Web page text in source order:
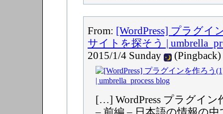
From: [WordPress] プラグイ
サイトを探そう |
2015/1/4 Sunday
(Pingback)
[…] WordPress プラグイ